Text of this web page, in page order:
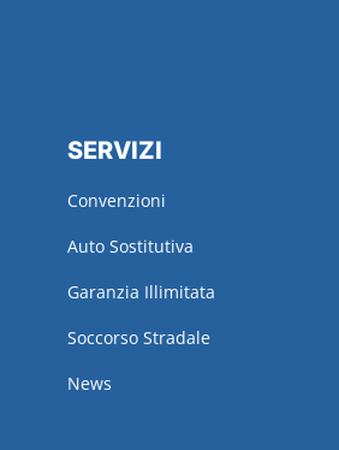
SERVIZI
Convenzioni
Auto Sostitutiva
Garanzia Illimitata
Soccorso Stradale
News